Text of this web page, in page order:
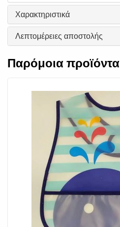
Χαρακτηριστικά
Λεπτομέρειες αποστολής
Παρόμοια προϊόντα